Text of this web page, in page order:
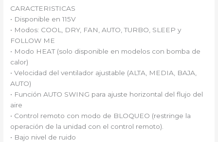
CARACTERISTICAS
• Disponible en 115V
• Modos: COOL, DRY, FAN, AUTO, TURBO, SLEEP y
FOLLOW ME
• Modo HEAT (solo disponible en modelos con bomba de
calor)
• Velocidad del ventilador ajustable (ALTA, MEDIA, BAJA,
AUTO)
• Función AUTO SWING para ajuste horizontal del flujo del
aire
• Control remoto con modo de BLOQUEO (restringe la
operación de la unidad con el control remoto).
• Bajo nivel de ruido